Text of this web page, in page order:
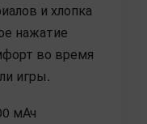
и хлопка
нажатие
во время
игры.
мАч